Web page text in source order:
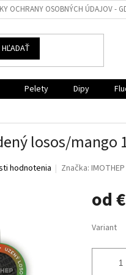
OCHRANY OSOBNÝCH ÚDAJOV -
HĽADAŤ
Pelety Dipy
losos/mango
hodnotenia Značka:
od
cena:
Variant